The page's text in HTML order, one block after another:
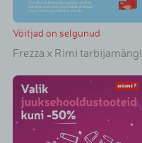
Võitjad on selgunud
Frezza x Rimi tarbijamäng!